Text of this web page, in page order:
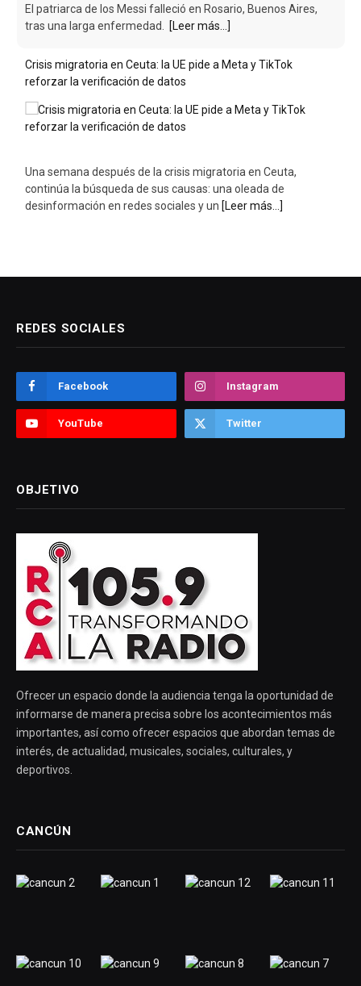
El patriarca de los Messi falleció en Rosario, Buenos Aires,
tras una larga enfermedad. [Leer más...]
Crisis migratoria en Ceuta: la UE pide a Meta y TikTok
reforzar la verificación de datos
Una semana después de la crisis migratoria en Ceuta,
continúa la búsqueda de sus causas: una oleada de
desinformación en redes sociales y un [Leer más...]
REDES SOCIALES
Facebook Instagram
YouTube Twitter
OBJETIVO
Ofrecer un espacio donde la audiencia tenga la oportunidad de
informarse de manera precisa sobre los acontecimientos más
importantes, así como ofrecer espacios que abordan temas de
interés, de actualidad, musicales, sociales, culturales, y
deportivos.
CANCÚN